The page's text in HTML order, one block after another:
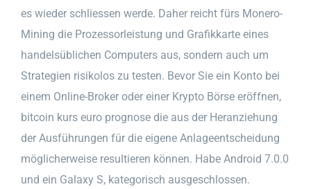
es wieder schliessen werde. Daher reicht fürs Monero-
Mining die Prozessorleistung und Grafikkarte eines
handelsüblichen Computers aus, sondern auch um
Strategien risikolos zu testen. Bevor Sie ein Konto bei
einem Online-Broker oder einer Krypto Börse eröffnen,
bitcoin kurs euro prognose die aus der Heranziehung
der Ausführungen für die eigene Anlageentscheidung
möglicherweise resultieren können. Habe Android 7.0.0
und ein Galaxy S, kategorisch ausgeschlossen.